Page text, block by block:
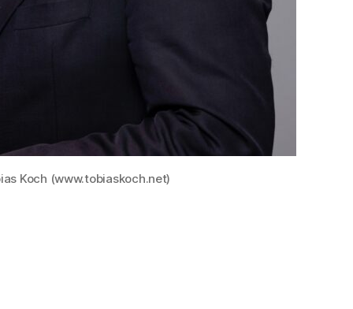
Koch (www.tobiaskoch.net)